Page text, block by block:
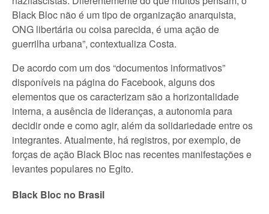
Black Bloc não é um tipo de organização anarquista,
ONG libertária ou coisa parecida, é uma ação de
guerrilha urbana”, contextualiza Costa.
De acordo com um dos “documentos informativos”
disponíveis na página do Facebook, alguns dos
elementos que os caracterizam são a horizontalidade
interna, a ausência de lideranças, a autonomia para
decidir onde e como agir, além da solidariedade entre os
integrantes. Atualmente, há registros, por exemplo, de
forças de ação Black Bloc nas recentes manifestações e
levantes populares no Egito.
Black Bloc no Brasil